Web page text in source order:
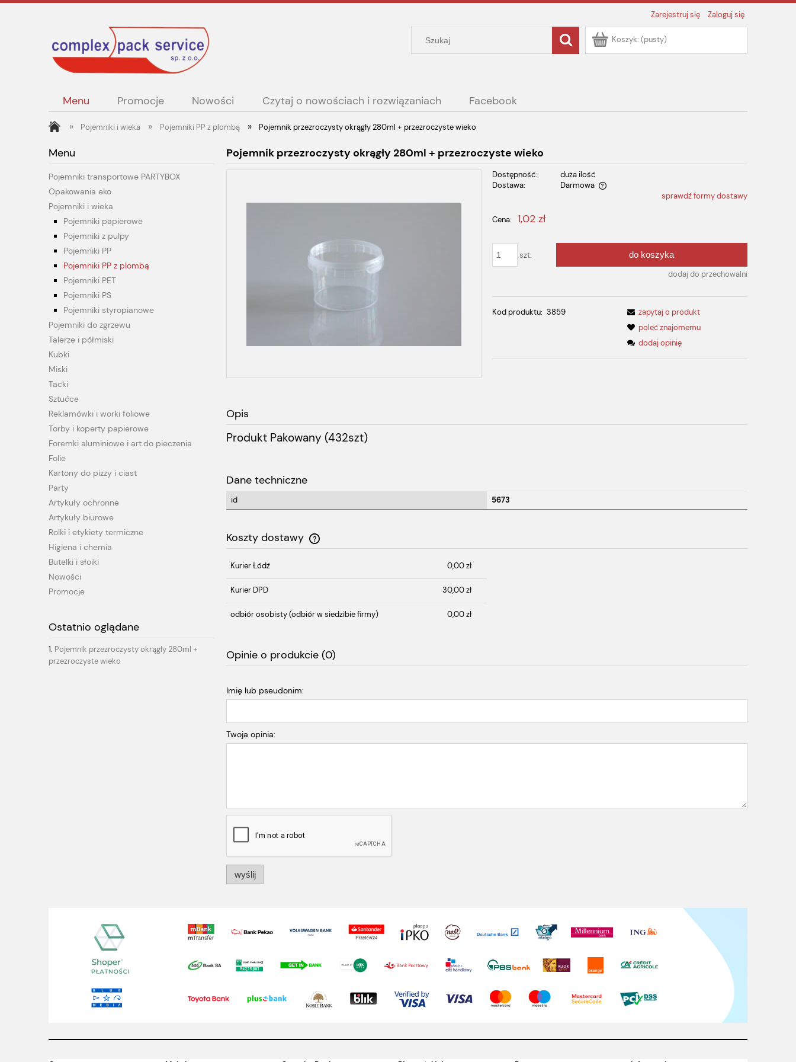
Zarejestruj się Zaloguj się
Koszyk: (pusty)
Menu Promocje Nowości Czytaj o nowościach i rozwiązaniach Facebook
» Pojemniki i wieka » Pojemniki PP z plombą » Pojemnik przezroczysty okrągły 280ml + przezroczyste wieko
Menu
Pojemniki transportowe PARTYBOX
Opakowania eko
Pojemniki i wieka
Pojemniki papierowe
Pojemniki z pulpy
Pojemniki PP
Pojemniki PP z plombą
Pojemniki PET
Pojemniki PS
Pojemniki styropianowe
Pojemniki do zgrzewu
Talerze i półmiski
Kubki
Miski
Tacki
Sztućce
Reklamówki i worki foliowe
Torby i koperty papierowe
Foremki aluminiowe i art.do pieczenia
Folie
Kartony do pizzy i ciast
Party
Artykuły ochronne
Artykuły biurowe
Rolki i etykiety termiczne
Higiena i chemia
Butelki i słoiki
Nowości
Promocje
Ostatnio oglądane
Pojemnik przezroczysty okrągły 280ml +
przezroczyste wieko
Pojemnik przezroczysty okrągły 280ml + przezroczyste wieko
Dostępność:
duża ilość
Dostawa:
Darmowa
sprawdź formy dostawy
Cena: 1,02 zł
szt.
do koszyka
dodaj do przechowalni
Kod produktu: 3859
zapytaj o produkt
poleć znajomemu
dodaj opinię
Opis
Produkt Pakowany (432szt)
Dane techniczne
id 5673
Koszty dostawy
Cena nie zawiera ewentualnych kosztów
płatności
Kurier Łódź 0,00 zł
Kurier DPD 30,00 zł
odbiór osobisty(odbiór w siedzibie firmy) 0,00 zł
Opinie o produkcie (0)
Imię lub pseudonim:
Twoja opinia:
wyślij